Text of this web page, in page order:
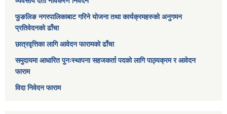
फुङलिङ नगरपालिकाबाट गरिने योजना तथा कार्यक्रमहरुको अनुगमन
प्रतिवेदनको ढाँचा
छात्रवृत्तिका लागि आवेदन फारामको ढाँचा
समुदायमा आधारित पुनःस्थापना सहजकर्ता पदको लागि पाठ्यक्रम र आवेदन
फाराम
विदा निवेदन फाराम